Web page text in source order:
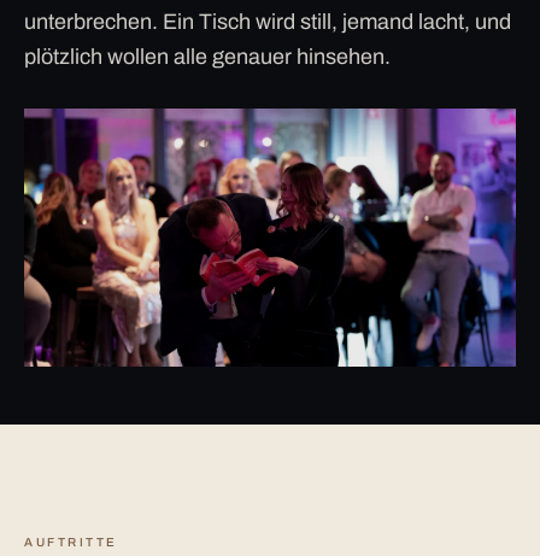
unterbrechen. Ein Tisch wird still, jemand lacht, und
plötzlich wollen alle genauer hinsehen.
AUFTRITTE